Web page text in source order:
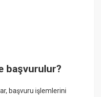
başvurulur?
başvuru işlemlerini